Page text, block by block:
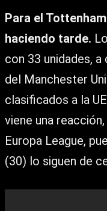
Para el
haciendo tarde.
con 33 unidades,
del Manchester
clasificados a la
viene una
Europa League,
(30) lo siguen de